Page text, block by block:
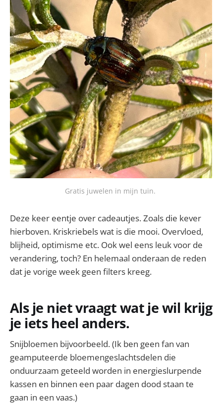
Gratis juwelen in mijn tuin.
Deze keer eentje over cadeautjes. Zoals die kever
hierboven. Kriskriebels wat is die mooi. Overvloed,
blijheid, optimisme etc. Ook wel eens leuk voor de
verandering, toch? En helemaal onderaan de reden
dat je vorige week geen filters kreeg.
Als je niet vraagt wat je wil krijg
je iets heel anders.
Snijbloemen bijvoorbeeld. (Ik ben geen fan van
geamputeerde bloemengeslachtsdelen die
onduurzaam geteeld worden in energieslurpende
kassen en binnen een paar dagen dood staan te
gaan in een vaas.)